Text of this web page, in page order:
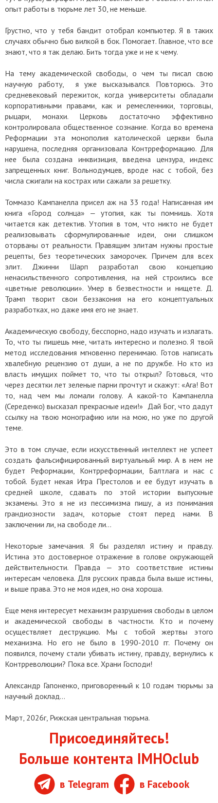
опыт работы в тюрьме лет 30, не меньше.
Грустно, что у тебя бандит отобрал компьютер. Я в таких
случаях обычно бью вилкой в бок. Помогает. Главное, что все
знают, что я так делаю. Бить тогда уже и не к чему.
На тему академической свободы, о чем ты писал свою
научную работу, я уже высказывался. Повторюсь. Это
средневековый пережиток, когда университеты обладали
корпоративными правами, как и ремесленники, торговцы,
рыцари, монахи. Церковь достаточно эффективно
контролировала общественное сознание. Когда во времена
Реформации эта монополия католической церкви была
нарушена, последняя организовала Контрреформацию. Для
нее была создана инквизиция, введена цензура, индекс
запрещенных книг. Вольнодумцев, вроде нас с тобой, без
числа сжигали на кострах или сажали за решетку.
Томмазо Кампанелла присел аж на 33 года! Написанная им
книга «Город солнца» — утопия, как ты помнишь. Хотя
читается как детектив. Утопия в том, что никто не будет
реализовывать сформулированные идеи, они слишком
оторваны от реальности. Правящим элитам нужны простые
рецепты, без теоретических заморочек. Причем для всех
элит. Джинни Шарп разработал свою концепцию
ненасильственного сопротивления, на ней строились все
«цветные революции». Умер в безвестности и нищете. Д.
Трамп творит свои беззакония на его концептуальных
разработках, но даже имя его не знает.
Академическую свободу, бесспорно, надо изучать и излагать.
То, что ты пишешь мне, читать интересно и полезно. Я твой
метод исследования мгновенно перенимаю. Готов написать
хвалебную рецензию от души, а не по дружбе. Но кто из
власть имущих поймет то, что ты открыл? Готовься, что
через десятки лет зеленые парни прочтут и скажут: «Ага! Вот
то, над чем мы ломали голову. А какой-то Кампанелла
(Середенко) высказал прекрасные идеи!» Дай Бог, что дадут
ссылку на твою монографию или на мою, но уже по другой
теме.
Это в том случае, если искусственный интеллект не успеет
создать фальсифицированный виртуальный мир. А в нем не
будет Реформации, Контрреформации, Балтлага и нас с
тобой. Будет некая Игра Престолов и ее будут изучать в
средней школе, сдавать по этой истории выпускные
экзамены. Это я не из пессимизма пишу, а из понимания
грандиозности задач, которые стоят перед нами. В
заключении ли, на свободе ли…
Некоторые замечания. Я бы разделял истину и правду.
Истина это достоверное отражение в голове окружающей
действительности. Правда — это соответствие истины
интересам человека. Для русских правда была выше истины,
и выше права. Это не моя идея, но она хороша.
Еще меня интересует механизм разрушения свободы в целом
и академической свободы в частности. Кто и почему
осуществляет деструкцию. Мы с тобой жертвы этого
механизма. Но его не было в 1990-2010 гг. Почему он
появился, почему стали убивать истину, правду, вернулись к
Контрреволюции? Пока все. Храни Господи!
Александр Гапоненко, приговоренный к 10 годам тюрьмы за
научный доклад…
Март, 2026г, Рижская центральная тюрьма.
Присоединяйтесь!
Больше контента IMHOclub
в Telegram в Facebook